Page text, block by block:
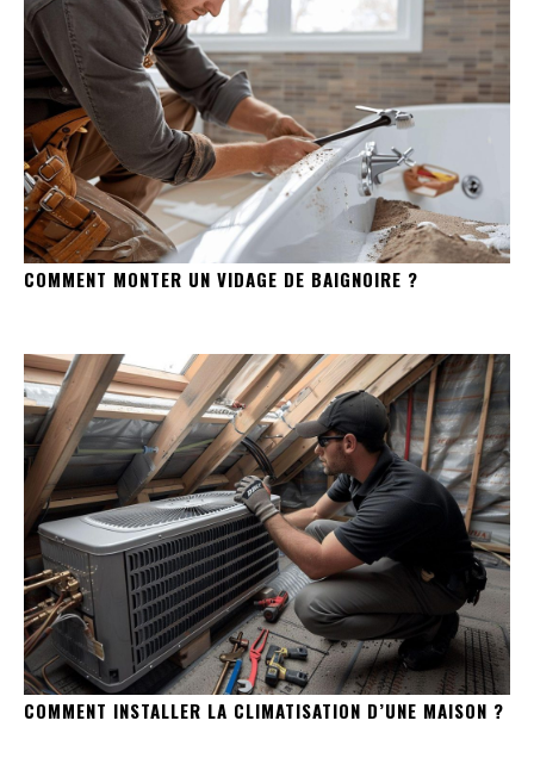
COMMENT MONTER UN VIDAGE DE BAIGNOIRE ?
COMMENT INSTALLER LA CLIMATISATION D’UNE MAISON ?